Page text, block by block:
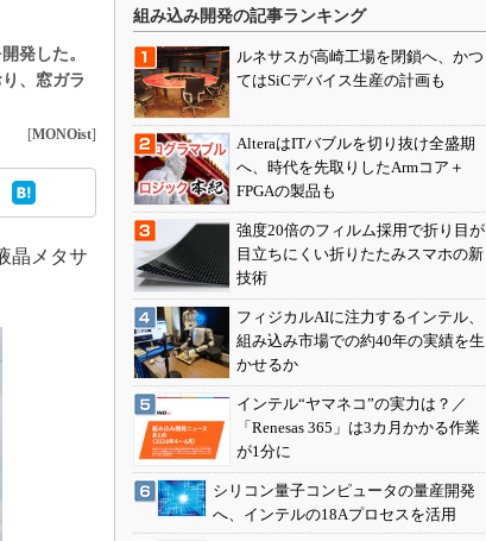
発した。
、窓ガラ
[MONOist]
晶メタサ
組み込み開発の記事ランキング
ルネサスが高崎工場を閉鎖へ、かつ
てはSiCデバイス生産の計画も
AlteraはITバブルを切り抜け全盛期
へ、時代を先取りしたArmコア＋
FPGAの製品も
強度20倍のフィルム採用で折り目が
目立ちにくい折りたたみスマホの新
技術
フィジカルAIに注力するインテル、
組み込み市場での約40年の実績を生
かせるか
インテル“ヤマネコ”の実力は？／
「Renesas 365」は3カ月かかる作業
が1分に
シリコン量子コンピュータの量産開発
へ、インテルの18Aプロセスを活用